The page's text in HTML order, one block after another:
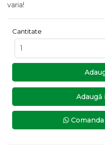
varia!
Cantitate
Adaugă